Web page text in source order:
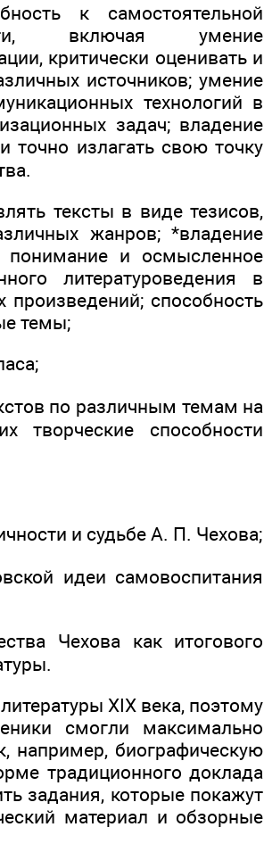
к самостоятельной
включая умение
критически оценивать и
источников; умение
технологий в
задач; владение
излагать свою точку
тексты в виде тезисов,
жанров; *владение
понимание и осмысленное
литературоведения в
произведений; способность
темы;
по различным темам на
способности
и судьбе А. П. Чехова;
идеи самовоспитания
Чехова как итогового
XIX века, поэтому
смогли максимально
например, биографическую
традиционного доклада
задания, которые покажут
материал и обзорные